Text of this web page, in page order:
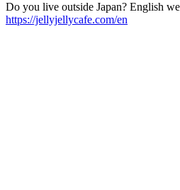
Do you live outside Japan? English
https://jellyjellycafe.com/en